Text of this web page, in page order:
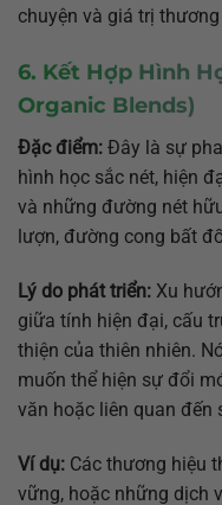
chuyện và giá trị
6. Kết Hợp Hình
Organic Blends)
Đặc điểm: Đây là sự
hình học sắc nét, hiện
và những đường nét
lượn, đường cong bất
Lý do phát triển: Xu
giữa tính hiện đại, cấu
thiện của thiên nhiên.
muốn thể hiện sự đổi
văn hoặc liên quan đến
Ví dụ: Các thương hiệu
vững, hoặc những dịch